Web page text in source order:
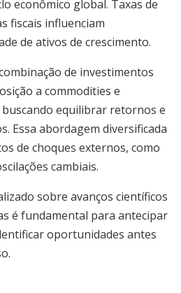
econômico global. Taxas de
fiscais influenciam
de ativos de crescimento.
de investimentos
a commodities e
equilibrar retornos e
Essa abordagem diversificada
de choques externos, como
cambiais.
sobre avanços científicos
é fundamental para antecipar
oportunidades antes